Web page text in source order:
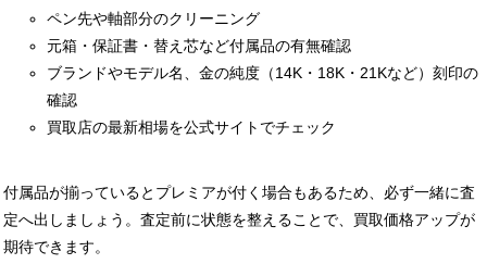
ペン先や軸部分のクリーニング
元箱・保証書・替え芯など付属品の有無確認
ブランドやモデル名、金の純度（14K・18K・21Kなど）刻印の
確認
買取店の最新相場を公式サイトでチェック
付属品が揃っているとプレミアが付く場合もあるため、必ず一緒に査
定へ出しましょう。査定前に状態を整えることで、買取価格アップが
期待できます。